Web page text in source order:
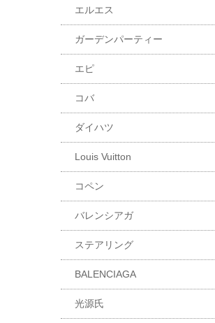
エルエス
ガーデンパーティー
エピ
コバ
ダイハツ
Louis Vuitton
コペン
バレンシアガ
ステアリング
BALENCIAGA
光源氏